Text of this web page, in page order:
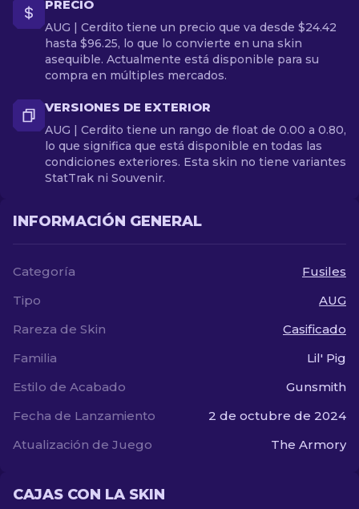
PRECIO
AUG | Cerdito tiene un precio que va desde $24.42
hasta $96.25, lo que lo convierte en una skin
asequible. Actualmente está disponible para su
compra en múltiples mercados.
VERSIONES DE EXTERIOR
AUG | Cerdito tiene un rango de float de 0.00 a 0.80,
lo que significa que está disponible en todas las
condiciones exteriores. Esta skin no tiene variantes
StatTrak ni Souvenir.
INFORMACIÓN GENERAL
Categoría
Fusiles
Tipo
AUG
Rareza de Skin
Casificado
Familia
Lil' Pig
Estilo de Acabado
Gunsmith
Fecha de Lanzamiento
2 de octubre de 2024
Atualización de Juego
The Armory
CAJAS CON LA SKIN